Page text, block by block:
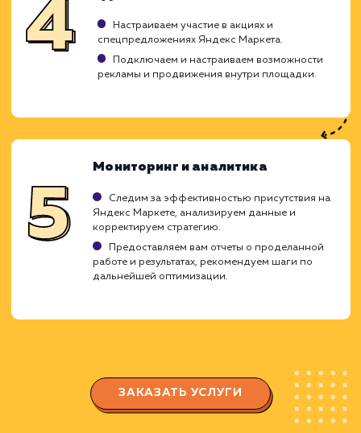
площадку. Мы используем всю
возможностей Яндекс Маркета
достижения этих целей.
ассортимент товаров и целевую аудиторию.
Анализируем действия конкурентов на
Яндекс Маркете.
Разрабатываем стратегию работы на Яндекс
Маркете, максимально учитывающую
особенности вашего бизнеса.
Регистрация и настройка
магазина
Регистрируем ваш магазин на Яндекс